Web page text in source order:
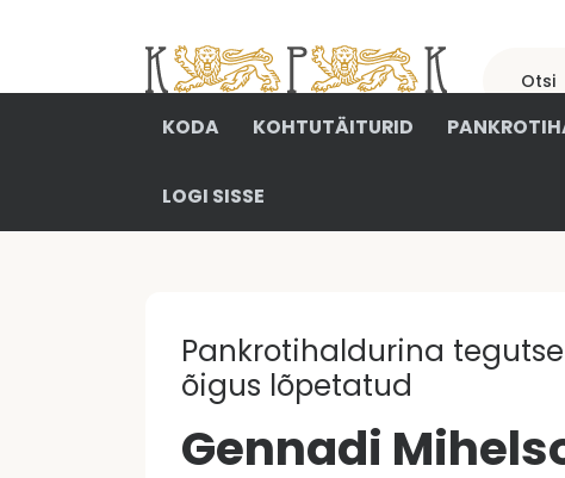
KODA
KOHTUTÄITURID
LOGI SISSE
Pankrotihaldurina
õigus lõpetatud
Gennadi